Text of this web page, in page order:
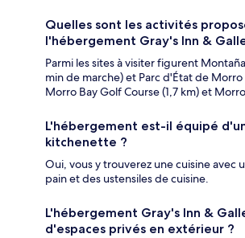
Quelles sont les activités
l'hébergement Gray's Inn &
Parmi les sites à visiter figurent
min de marche) et Parc d'État de Morro
Morro Bay Golf Course (1,7 km) et
L'hébergement est-il équipé
kitchenette ?
Oui, vous y trouverez une cuisine avec
pain et des ustensiles de cuisine.
L'hébergement Gray's Inn &
d'espaces privés en extérieur ?